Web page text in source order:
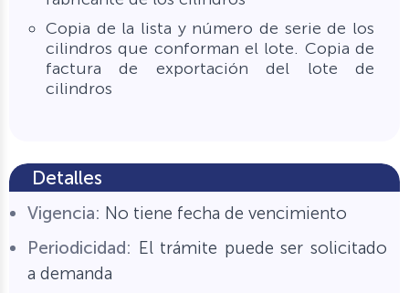
Copia de la lista y número de serie de los
cilindros que conforman el lote. Copia de
factura de exportación del lote de
cilindros
Detalles
Vigencia: No tiene fecha de vencimiento
Periodicidad: El trámite puede ser solicitado
a demanda